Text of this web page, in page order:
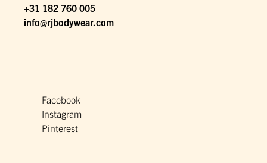
+31 182 760 005
info@rjbodywear.com
Facebook
Instagram
Pinterest